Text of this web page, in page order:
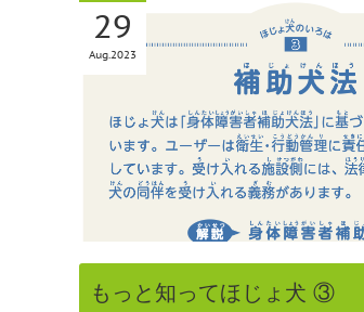
もっと知ってほじょ犬 ③
29
Aug2023